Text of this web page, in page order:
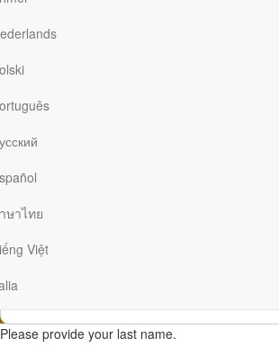
ษาไทย
Việt
Grand Rapids , MI 49501
(616) 974-2210
BERLANGGANAN SEKARANG
First
(required)
Please provide your first name.
Name
(required)
Please provide your last name.